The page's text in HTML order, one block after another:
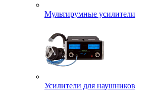
Мультирумные усилители
Усилители для наушников